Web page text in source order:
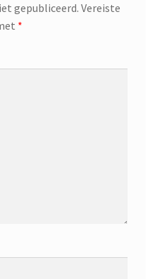
gepubliceerd. Vereiste
*